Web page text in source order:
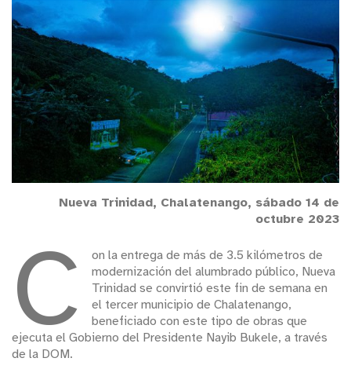
Nueva Trinidad, Chalatenango, sábado 14 de
octubre 2023
C
on la entrega de más de 3.5 kilómetros de
modernización del alumbrado público, Nueva
Trinidad se convirtió este fin de semana en
el tercer municipio de Chalatenango,
beneficiado con este tipo de obras que
ejecuta el Gobierno del Presidente Nayib Bukele, a través
de la DOM.